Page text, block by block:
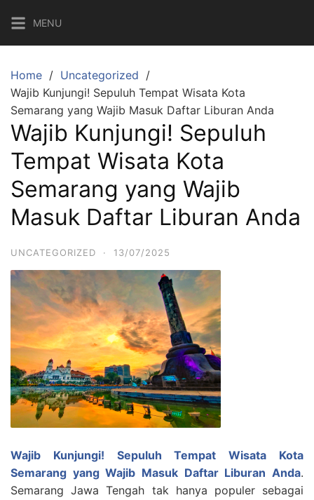
content
MENU
Home
Uncategorized
Wajib Kunjungi! Sepuluh Tempat Wisata Kota
Semarang yang Wajib Masuk Daftar Liburan Anda
Wajib Kunjungi! Sepuluh
Tempat Wisata Kota
Semarang yang Wajib
Masuk Daftar Liburan Anda
UNCATEGORIZED · 13/07/2025
Wajib Kunjungi! Sepuluh Tempat Wisata Kota
Semarang yang Wajib Masuk Daftar Liburan Anda.
Semarang Jawa Tengah tak hanya populer sebagai